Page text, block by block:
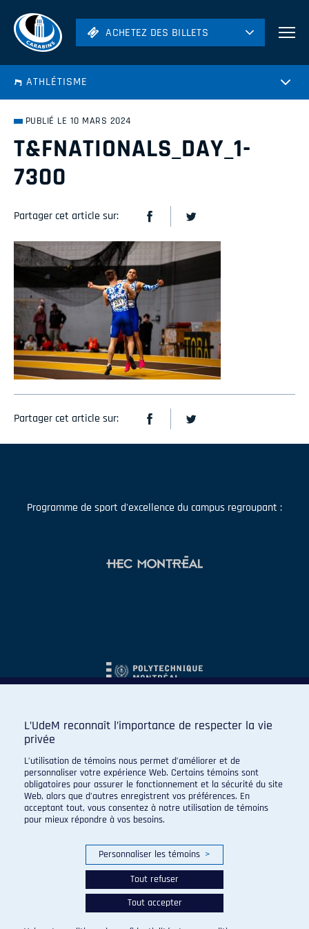
ACHETEZ DES BILLETS
ACHETEZ DES BILLETS
ATHLÉTISME
PUBLIÉ LE 10 MARS 2024
T&FNATIONALS_DAY_1-
7300
Partager cet article sur:
Partager cet article sur:
Programme de sport d'excellence du campus regroupant :
© 2026 Carabins de l'Université de Montréal. Tous droits
réservés.
L’UdeM reconnaît l’importance de respecter la vie
privée
L’utilisation de témoins nous permet d’améliorer et de
personnaliser votre expérience Web. Certains témoins sont
obligatoires pour assurer le fonctionnement et la sécurité du site
Web, alors que d’autres enregistrent vos préférences. En
acceptant tout, vous consentez à notre utilisation de témoins
pour mieux répondre à vos besoins.
Personnaliser les témoins >
Tout refuser
Tout accepter